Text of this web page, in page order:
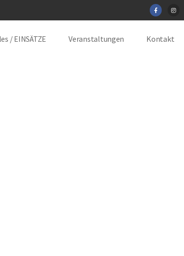
/ EINSÄTZE Veranstaltungen Kontakt